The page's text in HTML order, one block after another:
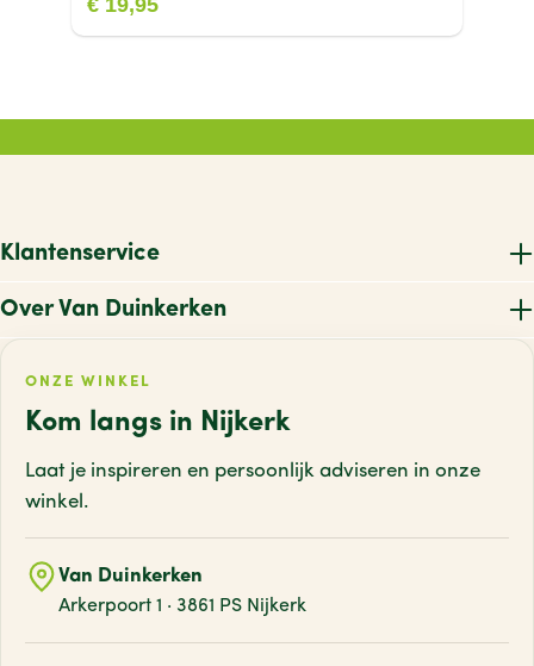
Klantenservice
Over Van Duinkerken
ONZE WINKEL
Kom langs in Nijkerk
Laat je inspireren en persoonlijk adviseren in onze
winkel.
Van Duinkerken
Arkerpoort 1 · 3861 PS Nijkerk